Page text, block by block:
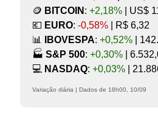
🪙 BITCOIN : +2,18% | US$
💶 EURO: -0,58%
| R$ 6,32
📊
IBOVESPA: +0,52%
|
🏭️ S&P 500: +0,30% |
💻️ NASDAQ: +0,03% |
Variação diária | Dados de 18h00, 10/09